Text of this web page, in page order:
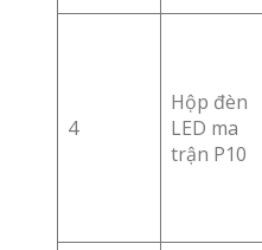
4
Hộp đèn
LED ma
trận P10